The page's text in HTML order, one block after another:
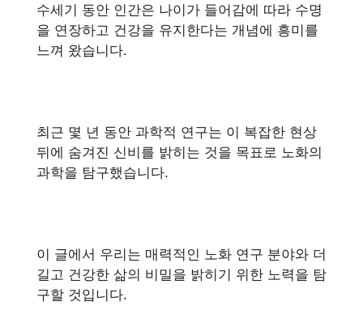
수세기 동안 인간은 나이가 들어감에 따라 수명
을 연장하고 건강을 유지한다는 개념에 흥미를
느껴 왔습니다.
최근 몇 년 동안 과학적 연구는 이 복잡한 현상
뒤에 숨겨진 신비를 밝히는 것을 목표로 노화의
과학을 탐구했습니다.
이 글에서 우리는 매력적인 노화 연구 분야와 더
길고 건강한 삶의 비밀을 밝히기 위한 노력을 탐
구할 것입니다.